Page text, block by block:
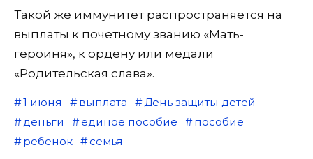
Такой же иммунитет распространяется на
выплаты к почетному званию «Мать-
героиня», к ордену или медали
«Родительская слава».
1 июня выплата
День защиты детей
деньги
единое пособие
пособие
ребенок
семья